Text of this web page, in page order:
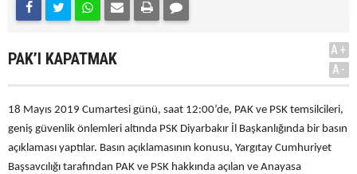
PAK’I KAPATMAK
A+
A-
18 Mayıs 2019 Cumartesi günü, saat 12:00’de, PAK ve PSK temsilcileri,
geniş güvenlik önlemleri altında PSK Diyarbakır İl Başkanlığında bir basın
açıklaması yaptılar. Basın açıklamasının konusu, Yargıtay Cumhuriyet
Başsavcılığı tarafından PAK ve PSK hakkında açılan ve Anayasa